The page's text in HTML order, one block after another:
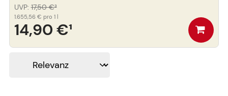
14,90 €¹
UVP: 17,50 €³
1.655,56 € pro 1 l